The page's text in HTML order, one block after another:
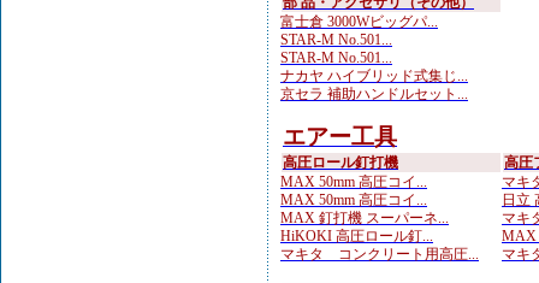
富士倉 3000Wビッグパ...
STAR-M No.501...
STAR-M No.501...
ナカヤ ハイブリッド式集じ...
京セラ 補助ハンドルセット...
エアー工具
高圧ロール釘打機
MAX 50mm 高圧コイ...
MAX 50mm 高圧コイ...
MAX 釘打機 スーパーネ...
HiKOKI 高圧ロール釘...
マキタ コンクリート用高圧...
高圧
マキ
日立
マキ
MAX
マキ